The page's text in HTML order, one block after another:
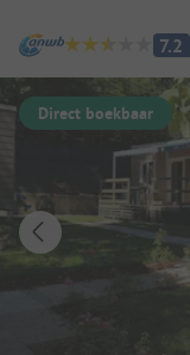
Camping 7.2
Direct boekbaar